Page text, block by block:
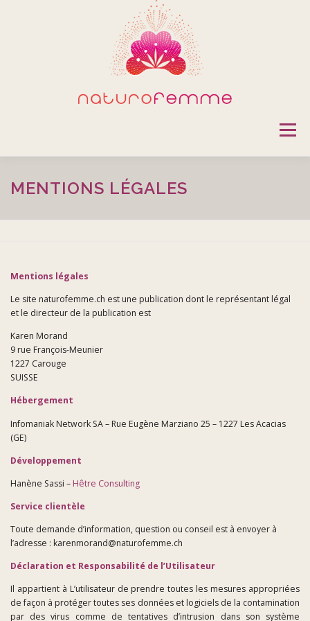
Menu
GYNÉCOSANTÉ CONCEPTION & MATERNITÉ
CONTACT
MENTIONS LÉGALES
Mentions légales
Le site naturofemme.ch est une publication dont le représentant légal
et le directeur de la publication est
Karen Morand
9 rue François-Meunier
1227 Carouge
SUISSE
Hébergement
Infomaniak Network SA – Rue Eugène Marziano 25 – 1227 Les Acacias
(GE)
Développement
Hanène Sassi – Hêtre Consulting
Service clientèle
Toute demande d’information, question ou conseil est à envoyer à
l’adresse : karenmorand@naturofemme.ch
Déclaration et Responsabilité de l’Utilisateur
Il appartient à L’utilisateur de prendre toutes les mesures appropriées
de façon à protéger toutes ses données et logiciels de la contamination
par des virus comme de tentatives d’intrusion dans son système